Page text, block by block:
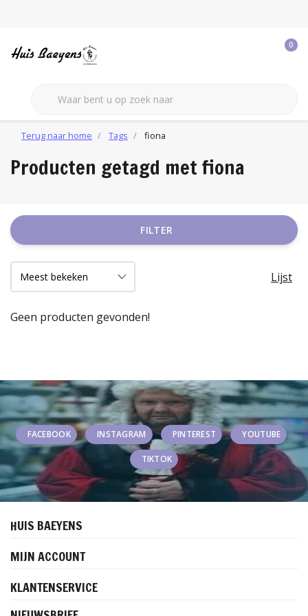
0
Terug naar home Tags fiona
Producten getagd met fiona
FILTER
Lijst
Geen producten gevonden!
FACEBOOK INSTAGRAM PINTEREST YOUTUBE
TIKTOK
HUIS BAEYENS
MIJN ACCOUNT
KLANTENSERVICE